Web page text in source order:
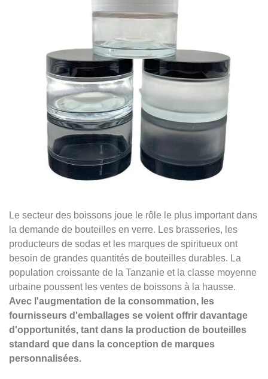
Le secteur des boissons joue le rôle le plus important dans
la demande de bouteilles en verre. Les brasseries, les
producteurs de sodas et les marques de spiritueux ont
besoin de grandes quantités de bouteilles durables. La
population croissante de la Tanzanie et la classe moyenne
urbaine poussent les ventes de boissons à la hausse.
Avec l'augmentation de la consommation, les
fournisseurs d'emballages se voient offrir davantage
d'opportunités, tant dans la production de bouteilles
standard que dans la conception de marques
personnalisées.